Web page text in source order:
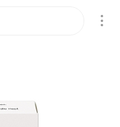
搜索